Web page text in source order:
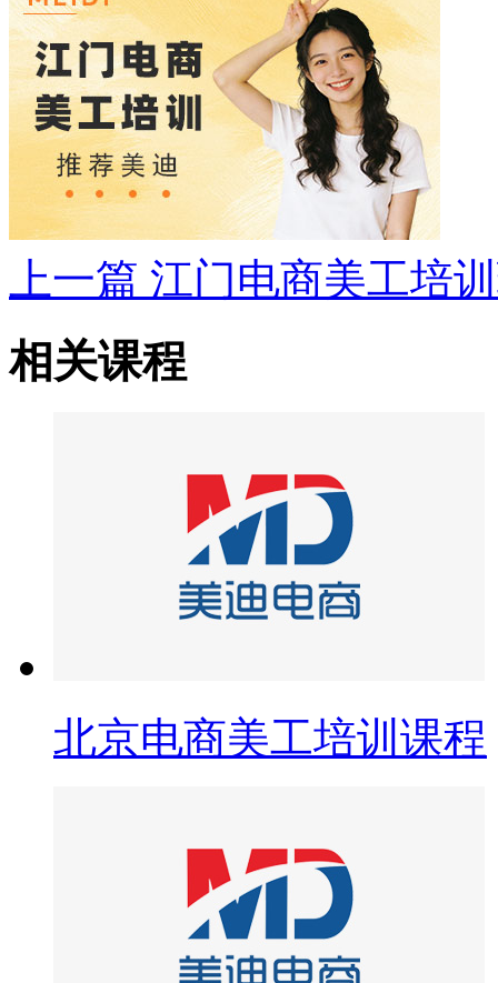
上一篇 江门电商美工培
相关课程
北京电商美工培训课程